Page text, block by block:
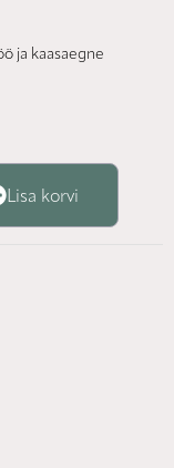
ja kaasaegne
Lisa korvi